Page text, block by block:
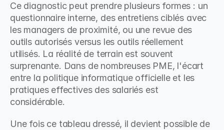
Ce diagnostic peut prendre plusieurs formes : un
questionnaire interne, des entretiens ciblés avec
les managers de proximité, ou une revue des
outils autorisés versus les outils réellement
utilisés. La réalité de terrain est souvent
surprenante. Dans de nombreuses PME, l'écart
entre la politique informatique officielle et les
pratiques effectives des salariés est
considérable.
Une fois ce tableau dressé, il devient possible de